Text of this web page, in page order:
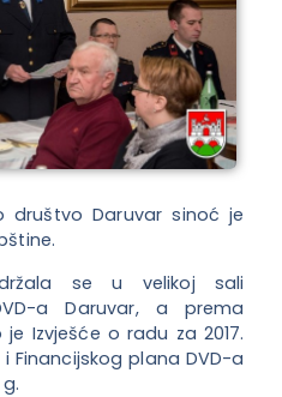
društvo Daruvar sinoć je
se u velikoj sali
a Daruvar, a prema
Izvješće o radu za 2017.
Financijskog plana DVD-a